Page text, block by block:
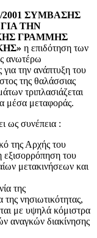
2001 ΣΥΜΒΑΣΗΣ
ΤΗΝ
ΓΡΑΜΜΗΣ
η επιδότηση των
ανωτέρω
την ανάπτυξη του
της θαλάσσιας
τριπλασιάζεται
μέσα μεταφοράς.
ως συνέπεια :
της Αρχής του
εξισορρόπηση του
μετακινήσεων και
της
νησιωτικότητας,
με υψηλά κόμιστρα
αναγκών διακίνησης